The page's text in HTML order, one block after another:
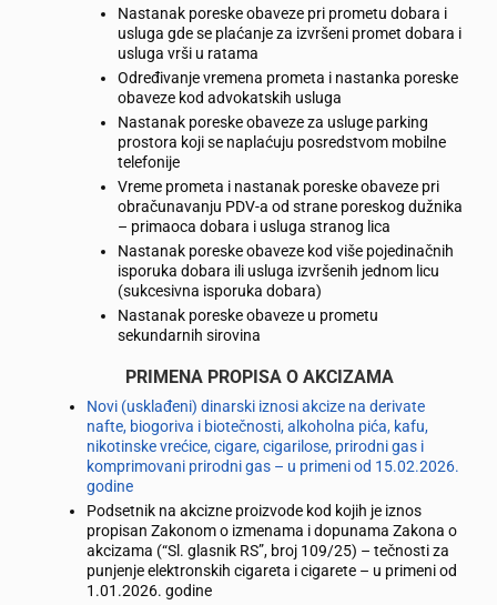
Nastanak poreske obaveze pri prometu dobara i
usluga gde se plaćanje za izvršeni promet dobara i
usluga vrši u ratama
Određivanje vremena prometa i nastanka poreske
obaveze kod advokatskih usluga
Nastanak poreske obaveze za usluge parking
prostora koji se naplaćuju posredstvom mobilne
telefonije
Vreme prometa i nastanak poreske obaveze pri
obračunavanju PDV-a od strane poreskog dužnika
– primaoca dobara i usluga stranog lica
Nastanak poreske obaveze kod više pojedinačnih
isporuka dobara ili usluga izvršenih jednom licu
(sukcesivna isporuka dobara)
Nastanak poreske obaveze u prometu
sekundarnih sirovina
PRIMENA PROPISA O AKCIZAMA
Novi (usklađeni) dinarski iznosi akcize na derivate
nafte, biogoriva i biotečnosti, alkoholna pića, kafu,
nikotinske vrećice, cigare, cigarilose, prirodni gas i
komprimovani prirodni gas – u primeni od 15.02.2026.
godine
Podsetnik na akcizne proizvode kod kojih je iznos
propisan Zakonom o izmenama i dopunama Zakona o
akcizama (“Sl. glasnik RS”, broj 109/25) – tečnosti za
punjenje elektronskih cigareta i cigarete – u primeni od
1.01.2026. godine